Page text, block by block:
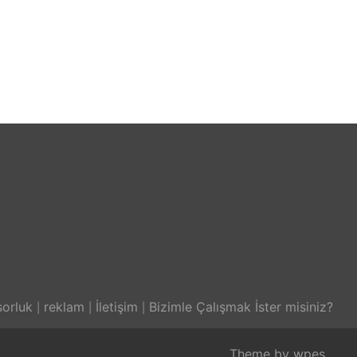
reklam İletişim Bizimle Çalışmak İster misiniz?